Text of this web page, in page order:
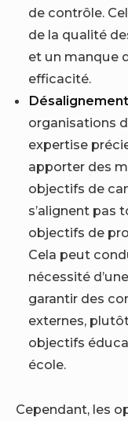
de contrôle.
de la qualité
et un manque
efficacité.
organisations
expertise
apporter des
objectifs de
s’alignent pas
objectifs de
Cela peut
nécessité
garantir des
externes,
objectifs
école.
Cependant, les